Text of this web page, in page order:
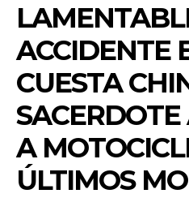
ACCIDENTE
CUESTA
A
ÚLTIMOS